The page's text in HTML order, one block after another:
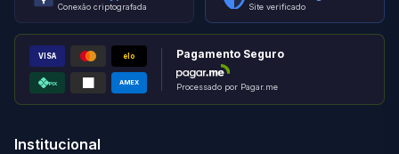
Conexão criptografada Site verificado
VISA elo
PIX AMEX
Pagamento Seguro
Processado por Pagar.me
Institucional